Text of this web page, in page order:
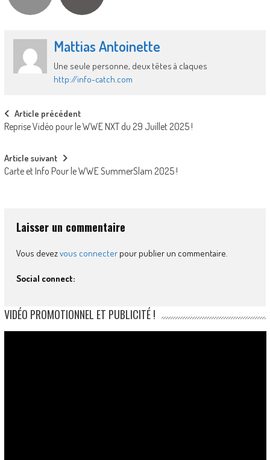
Mattias Antoinette
Une seule personne, deux têtes à claques
http://info-catch.com
Post
navigation
Article précédent
Reprise Vidéo pour le WWE NXT du 29 Juillet 2025 !
Article suivant
Carte et Info Pour le WWE SummerSlam 2025 !
Laisser un commentaire
Vous devezvous connecterpour publier un commentaire.
Social connect:
VIDÉO PROMOTIONNEL ET PUBLICITÉ !